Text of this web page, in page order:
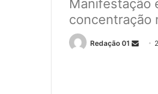
Manifestação
concentração
Redação 01
Send